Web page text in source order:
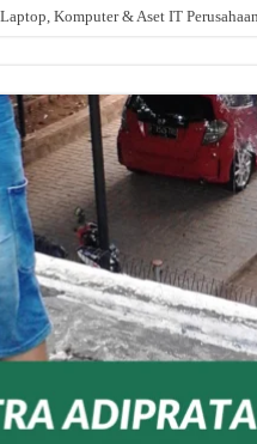
Komputer & Aset IT